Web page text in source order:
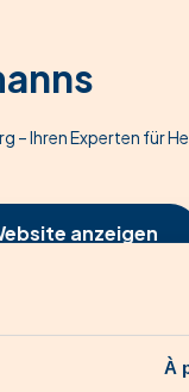
À
– Ihren Experten für
anzeigen